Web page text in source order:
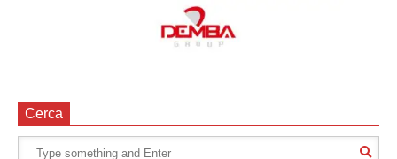
Cerca